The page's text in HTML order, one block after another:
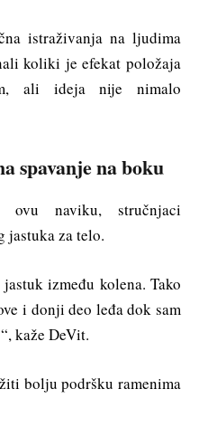
istraživanja na ljudima
koliki je efekat položaja
ali ideja nije nimalo
spavanje na boku
naviku, stručnjaci
jastuka za telo.
između kolena. Tako
i donji deo leđa dok sam
kaže DeVit.
bolju podršku ramenima